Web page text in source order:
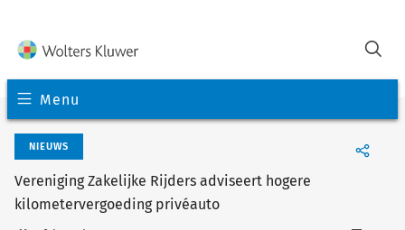
Menu
NIEUWS
Vereniging Zakelijke Rijders adviseert hogere
kilometervergoeding privéauto